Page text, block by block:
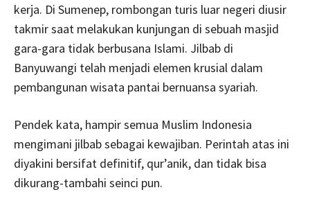
kerja. Di Sumenep, rombongan turis luar negeri diusir
takmir saat melakukan kunjungan di sebuah masjid
gara-gara tidak berbusana Islami. Jilbab di
Banyuwangi telah menjadi elemen krusial dalam
pembangunan wisata pantai bernuansa syariah.
Pendek kata, hampir semua Muslim Indonesia
mengimani jilbab sebagai kewajiban. Perintah atas ini
diyakini bersifat definitif, qur’anik, dan tidak bisa
dikurang-tambahi seinci pun.